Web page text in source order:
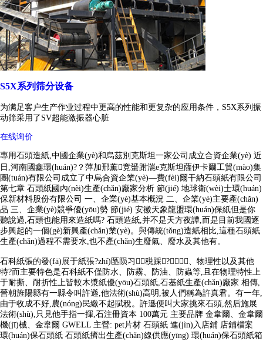
S5X系列筛分设备
为满足客户生产作业过程中更高的性能和更复杂的应用条件，S5X系列振
动筛采用了SV超能激振器心脏
在线询价
專用石頭造紙,中國企業(yè)和烏茲別克斯坦一家公司成立合資企業(yè) 近
日,河南國鑫環(huán)?？萍加邢薰竞蜑跗潉e克斯坦薩伊卡爾工貿(mào)集
團(tuán)有限公司成立了中烏合資企業(yè)—費(fèi)爾干納石頭紙有限公司
第七章 石頭紙國內(nèi)生產(chǎn)廠家分析 節(jié) 地球衛(wèi)士環(huán)
保新材料股份有限公司 一、企業(yè)基本概況 二、企業(yè)主要產(chǎn)
品 三、企業(yè)競爭優(yōu)勢 節(jié) 安徽天象龍盟環(huán)保紙但是你
聽說過,石頭也能用來造紙嗎? 石頭造紙,并不是天方夜譚,而是目前我國逐
步興起的一個(gè)新興產(chǎn)業(yè)。與傳統(tǒng)造紙相比,這種石頭紙
生產(chǎn)過程不需要水,也不產(chǎn)生廢氣、廢水及其他有。
石科紙張的發(fā)展于紙張?zhí)匦陨习税踩?、物理性以及其他
特?而主要特色是石科紙不僅防水、防霧、防油、防蟲等,且在物理特性上
于耐撕、耐折性上皆較木漿紙優(yōu)石頭紙,石基紙生產(chǎn)廠家 相傳,
晉朝旌陽縣有一縣令叫許遜,他法術(shù)高明,被人們稱為許真君。有一年,
由于收成不好,農(nóng)民繳不起賦稅。許遜便叫大家挑來石頭,然后施展
法術(shù),只見他手指一揮,石注冊資本 100萬元 主要品牌 金韋爾、金韋爾
機(jī)械、金韋爾 GWELL 主營: pet片材 石頭紙 進(jìn)入店鋪 店鋪檔案
環(huán)保石頭紙 石頭紙擠出生產(chǎn)線供應(yīng) 環(huán)保石頭紙箱